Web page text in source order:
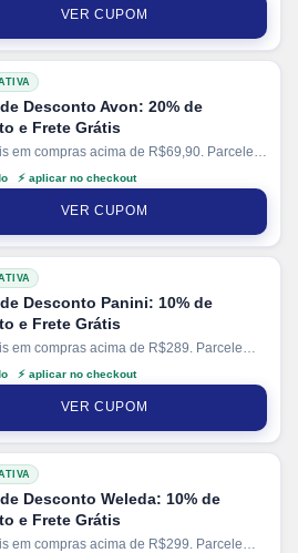
VER CUPOM
Desconto Avon: 20% de
e Frete Grátis
em compras acima de R$69,90. Parcele
em até 6x sem juros no cartão.
⚡ aplicar no checkout
VER CUPOM
Desconto Panini: 10% de
e Frete Grátis
em compras acima de R$289. Parcele
em até 12x sem juros no cartão
⚡ aplicar no checkout
VER CUPOM
Desconto Weleda: 10% de
e Frete Grátis
em compras acima de R$299. Parcele